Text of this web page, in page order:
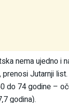
nema ujedno i
Jutarnji
do 74 godine –
godina).